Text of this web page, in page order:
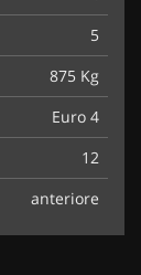
5
875 Kg
Euro 4
12
anteriore